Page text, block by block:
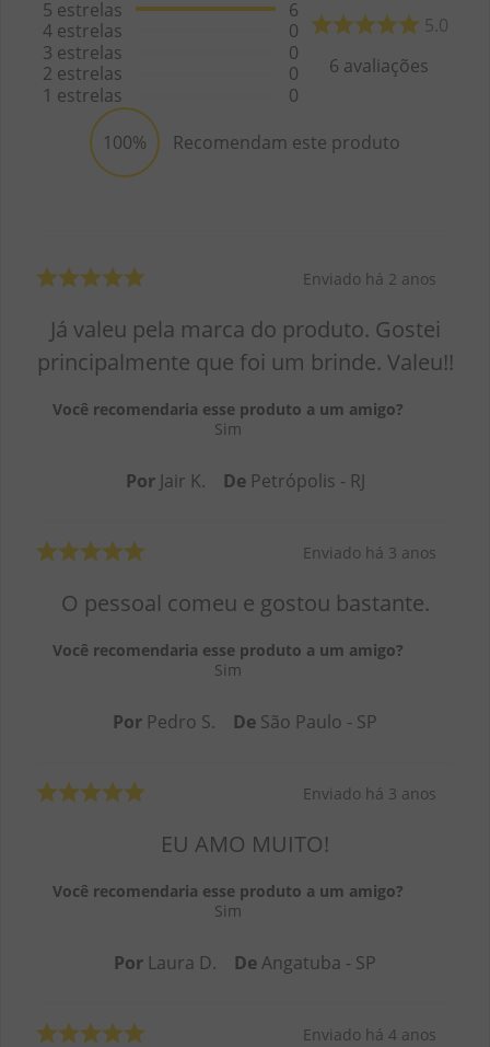
5 estrelas
4estrelas
3 estrelas
2 estrelas
1 estrelas
6
0
0
0
0
5.0
6 avaliações
100% Recomendam este produto
Enviado há 2 anos
Já valeu pela marca do produto. Gostei
principalmente que foi um brinde. Valeu!!
Você recomendaria esse produto a um amigo?
Sim
Por Jair K. De Petrópolis - RJ
Enviado há 3 anos
O pessoal comeu e gostou bastante.
Você recomendaria esse produto a um amigo?
Sim
Por Pedro S. De São Paulo - SP
Enviado há 3 anos
EU AMO MUITO!
Você recomendaria esse produto a um amigo?
Sim
Por Laura D. DeAngatuba - SP
Enviado há 4 anos